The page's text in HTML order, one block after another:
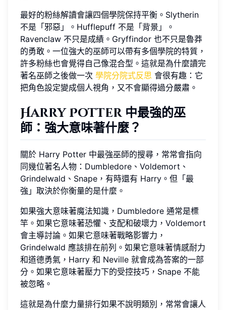
最好的粉絲解讀會讓四個學院保持平衡。Slytherin
不是「邪惡」。Hufflepuff 不是「背景」。
Ravenclaw 不只是成績。Gryffindor 也不只是魯莽
的勇敢。一位強大的巫師可以帶有多個學院的特質，
許多粉絲也會覺得自己像混合型。這就是為什麼讀完
著名巫師之後做一次 學院分院式反思 會很有趣：它
把角色設定變成個人視角，又不會顯得過分嚴肅。
Harry Potter 中最強的巫
師：強大意味著什麼？
關於 Harry Potter 中最強巫師的搜尋，常常會指向
同幾位著名人物：Dumbledore、Voldemort、
Grindelwald、Snape，有時還有 Harry。但「最
強」取決於你衡量的是什麼。
如果強大意味著魔法知識，Dumbledore 通常是標
竿。如果它意味著恐懼、支配和破壞力，Voldemort
會主導討論。如果它意味著戰略影響力，
Grindelwald 應該排在前列。如果它意味著情感耐力
和道德勇氣，Harry 和 Neville 就會成為答案的一部
分。如果它意味著壓力下的受控技巧，Snape 不能
被忽略。
這就是為什麼力量排行如果不說明類別，常常會讓人